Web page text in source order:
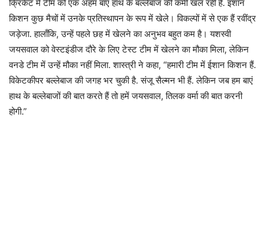
क्रिकेट में टीम को एक अहम बाएं हाथ के बल्लेबाज की कमी खल रही है. इशान
किशन कुछ मैचों में उनके प्रतिस्थापन के रूप में खेले। विकल्पों में से एक हैं रवींद्र
जड़ेजा. हालाँकि, उन्हें पहले छह में खेलने का अनुभव बहुत कम है। यशस्वी
जयसवाल को वेस्टइंडीज दौरे के लिए टेस्ट टीम में खेलने का मौका मिला, लेकिन
वनडे टीम में उन्हें मौका नहीं मिला. शास्त्री ने कहा, “हमारी टीम में ईशान किशन हैं.
विकेटकीपर बल्लेबाज की जगह भर चुकी है. संजू सैल्मन भी हैं. लेकिन जब हम बाएं
हाथ के बल्लेबाजों की बात करते हैं तो हमें जयसवाल, तिलक वर्मा की बात करनी
होगी.”